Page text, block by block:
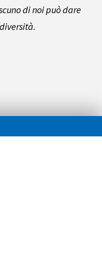
di noi può dare